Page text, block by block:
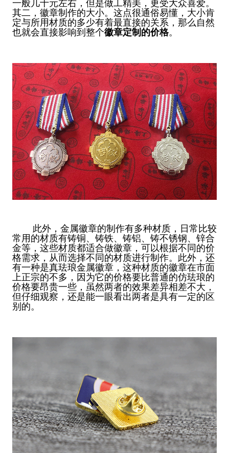
一般几十元左右，但是做工精美，更受大众喜爱。
其二，徽章制作的大小。这点很通俗易懂，大小肯
定与所用材质的多少有着最直接的关系，那么自然
也就会直接影响到整个徽章定制的价格。
此外，金属徽章的制作有多种材质，日常比较
常用的材质有铸铜、铸铁、铸铝、铸不锈钢、锌合
金等，这些材质都适合做徽章，可以根据不同的价
格需求，从而选择不同的材质进行制作。此外，还
有一种是真珐琅金属徽章，这种材质的徽章在市面
上正宗的不多，因为它的价格要比普通的仿珐琅的
价格要昂贵一些，虽然两者的效果差异相差不大，
但仔细观察，还是能一眼看出两者是具有一定的区
别的。